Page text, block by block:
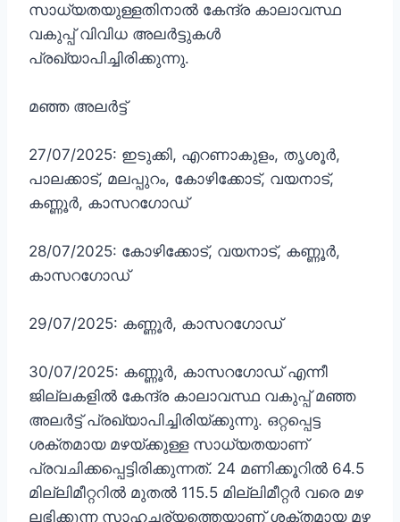
സാധ്യതയുള്ളതിനാൽ കേന്ദ്ര കാലാവസ്ഥ
വകുപ്പ് വിവിധ അലർട്ടുകൾ
പ്രഖ്യാപിച്ചിരിക്കുന്നു.
മഞ്ഞ അലർട്ട്
27/07/2025: ഇടുക്കി, എറണാകുളം, തൃശൂർ,
പാലക്കാട്, മലപ്പുറം, കോഴിക്കോട്, വയനാട്,
കണ്ണൂർ, കാസറഗോഡ്
28/07/2025: കോഴിക്കോട്, വയനാട്, കണ്ണൂർ,
കാസറഗോഡ്
29/07/2025: കണ്ണൂർ, കാസറഗോഡ്
30/07/2025: കണ്ണൂർ, കാസറഗോഡ് എന്നീ
ജില്ലകളിൽ കേന്ദ്ര കാലാവസ്ഥ വകുപ്പ് മഞ്ഞ
അലർട്ട് പ്രഖ്യാപിച്ചിരിയ്ക്കുന്നു. ഒറ്റപ്പെട്ട
ശക്തമായ മഴയ്ക്കുള്ള സാധ്യതയാണ്
പ്രവചിക്കപ്പെട്ടിരിക്കുന്നത്. 24 മണിക്കൂറിൽ 64.5
മില്ലിമീറ്ററിൽ മുതൽ 115.5 മില്ലിമീറ്റർ വരെ മഴ
ലഭിക്കുന്ന സാഹചര്യത്തെയാണ് ശക്തമായ മഴ